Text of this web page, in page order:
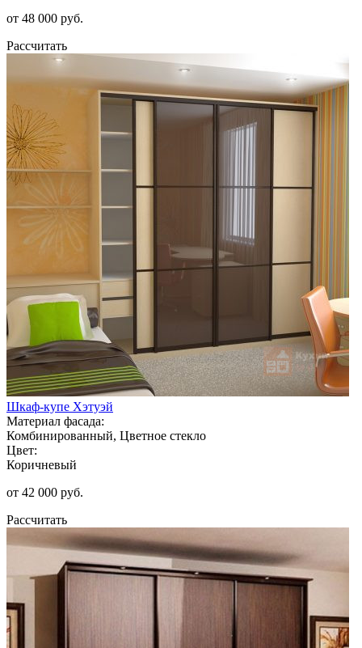
от 48 000 руб.
Рассчитать
Шкаф-купе Хэтуэй
Материал фасада:
Комбинированный, Цветное стекло
Цвет:
Коричневый
от 42 000 руб.
Рассчитать